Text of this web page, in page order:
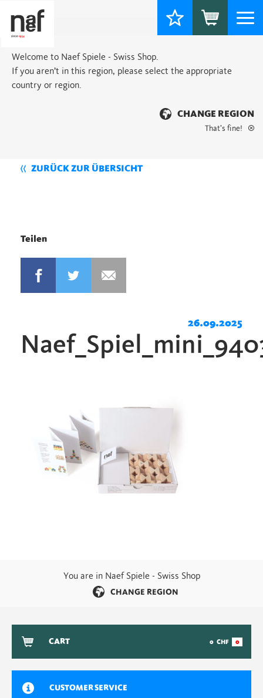
Welcome to Naef Spiele - Swiss Shop.
If you aren’t in this region, please select the appropriate
country or region.
CHANGE REGION
That’s fine!
ZURÜCK ZUR ÜBERSICHT
Teilen
26.09.2025
You are in Naef Spiele - Swiss Shop
CHANGE REGION
CART 0 CHF 0
CUSTOMER SERVICE